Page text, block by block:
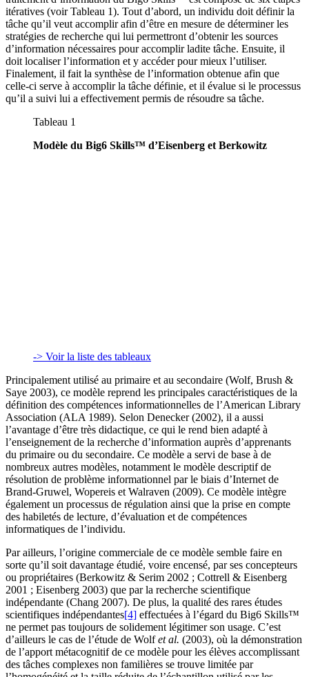
itératives (voir Tableau 1). Tout d’abord, un individu doit définir la
tâche qu’il veut accomplir afin d’être en mesure de déterminer les
stratégies de recherche qui lui permettront d’obtenir les sources
d’information nécessaires pour accomplir ladite tâche. Ensuite, il
doit localiser l’information et y accéder pour mieux l’utiliser.
Finalement, il fait la synthèse de l’information obtenue afin que
celle-ci serve à accomplir la tâche définie, et il évalue si le processus
qu’il a suivi lui a effectivement permis de résoudre sa tâche.
Tableau 1
Modèle du Big6 Skills™ d’Eisenberg et Berkowitz
-> Voir la liste des tableaux
Principalement utilisé au primaire et au secondaire (Wolf, Brush &
Saye 2003), ce modèle reprend les principales caractéristiques de la
définition des compétences informationnelles de l’American Library
Association (ALA 1989). Selon Denecker (2002), il a aussi
l’avantage d’être très didactique, ce qui le rend bien adapté à
l’enseignement de la recherche d’information auprès d’apprenants
du primaire ou du secondaire. Ce modèle a servi de base à de
nombreux autres modèles, notamment le modèle descriptif de
résolution de problème informationnel par le biais d’Internet de
Brand-Gruwel, Wopereis et Walraven (2009). Ce modèle intègre
également un processus de régulation ainsi que la prise en compte
des habiletés de lecture, d’évaluation et de compétences
informatiques de l’individu.
Par ailleurs, l’origine commerciale de ce modèle semble faire en
sorte qu’il soit davantage étudié, voire encensé, par ses concepteurs
ou propriétaires (Berkowitz & Serim 2002 ; Cottrell & Eisenberg
2001 ; Eisenberg 2003) que par la recherche scientifique
indépendante (Chang 2007). De plus, la qualité des rares études
scientifiques indépendantes[4] effectuées à l’égard du Big6 Skills™
ne permet pas toujours de solidement légitimer son usage. C’est
d’ailleurs le cas de l’étude de Wolfet al. (2003), où la démonstration
de l’apport métacognitif de ce modèle pour les élèves accomplissant
des tâches complexes non familières se trouve limitée par